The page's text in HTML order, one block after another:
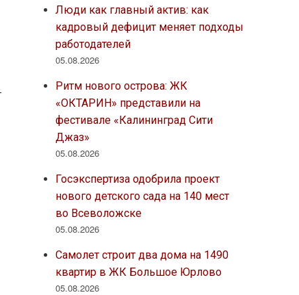
Люди как главный актив: как
кадровый дефицит меняет подходы
работодателей
05.08.2026
Ритм нового острова: ЖК
«ОКТАРИН» представили на
фестивале «Калининград Сити
Джаз»
05.08.2026
Госэкспертиза одобрила проект
нового детского сада на 140 мест
во Всеволожске
05.08.2026
Самолет строит два дома на 1490
квартир в ЖК Большое Юрлово
05.08.2026